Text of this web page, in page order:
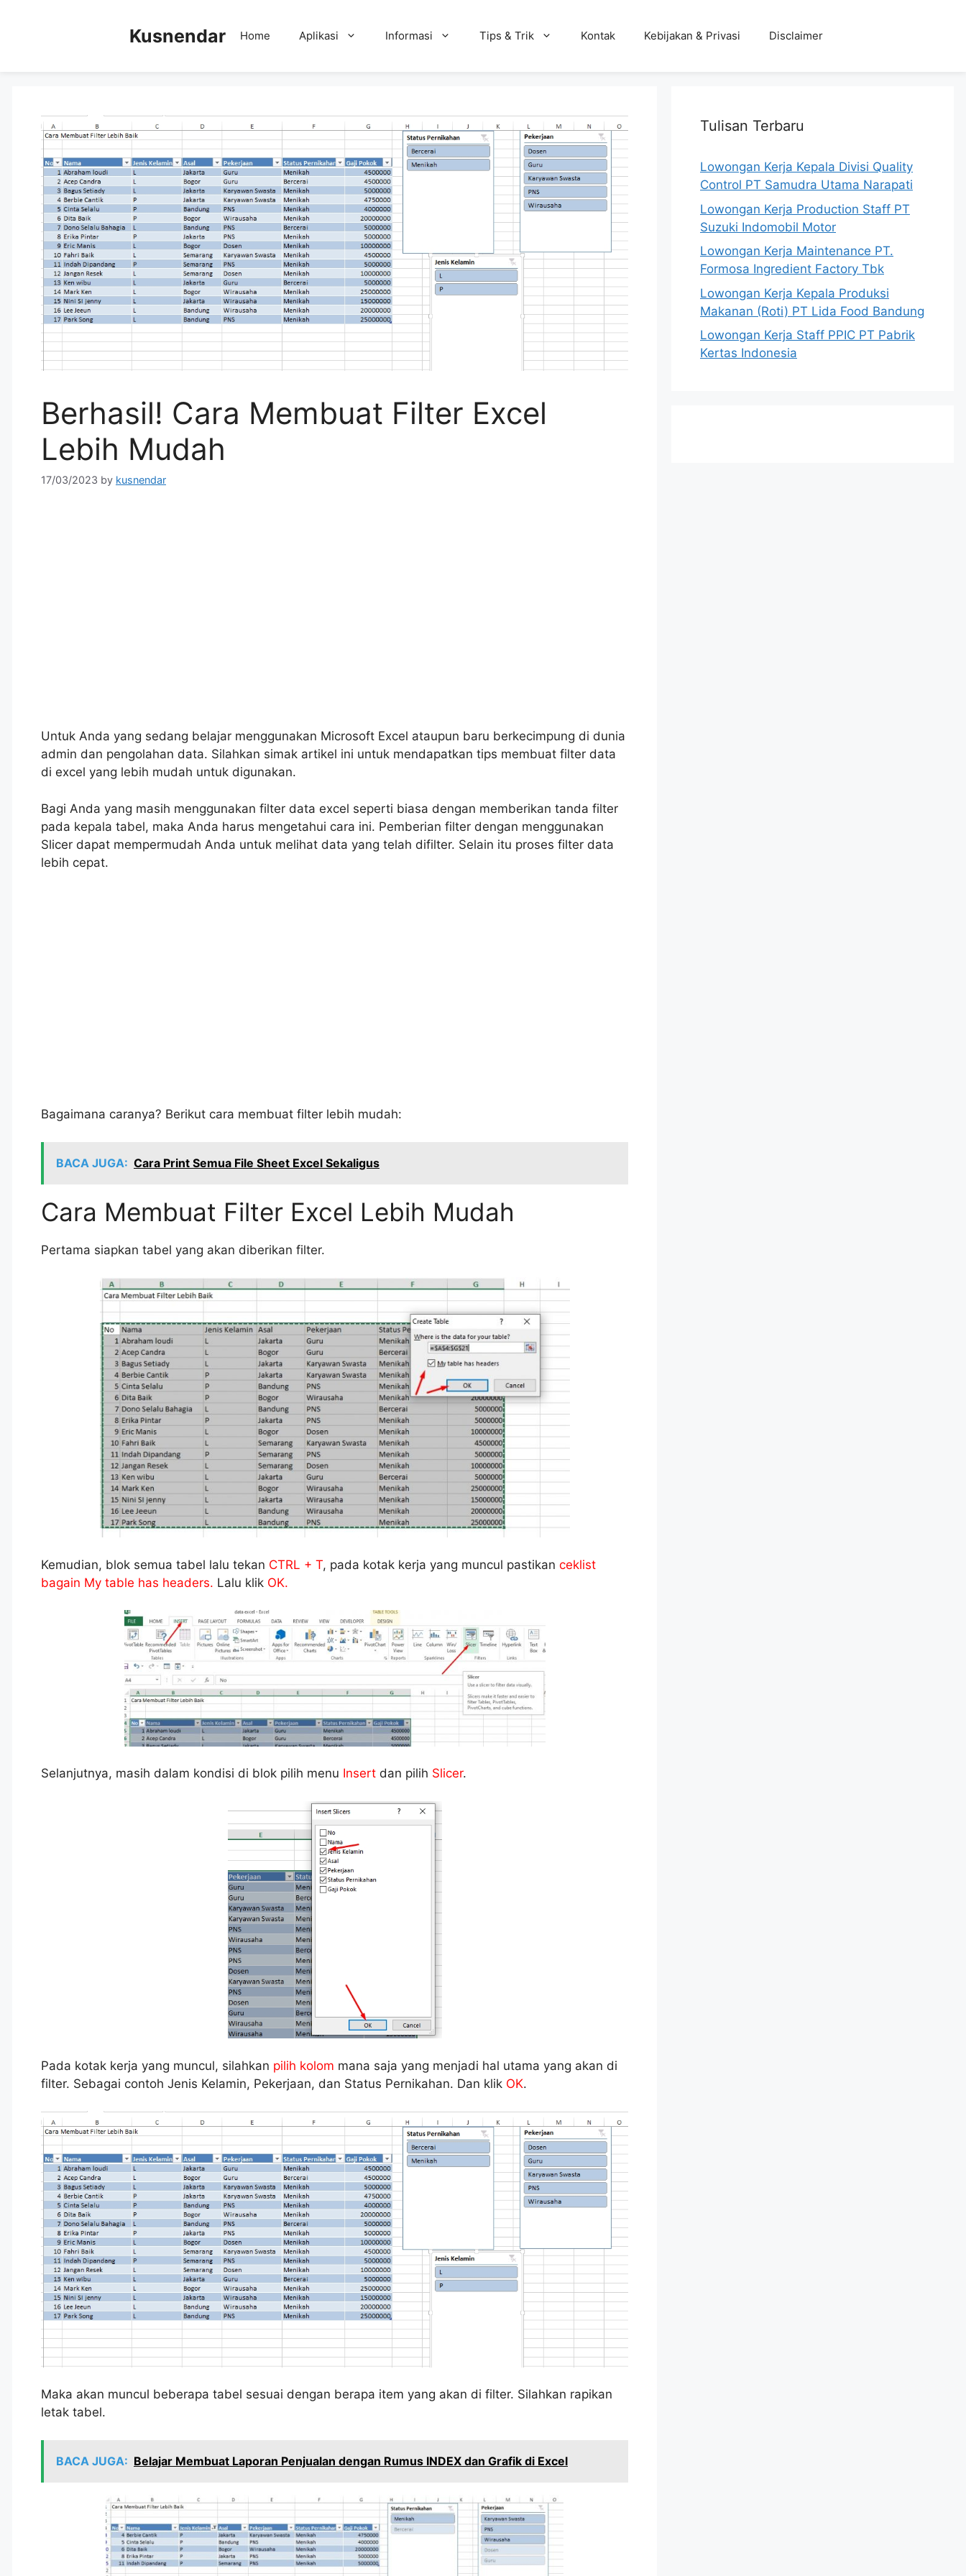
Kusnendar Home Aplikasi Informasi Tips & Trik Kontak Kebijakan & Privasi Disclaimer
Berhasil! Cara Membuat Filter Excel
Lebih Mudah
17/03/2023 by kusnendar
Untuk Anda yang sedang belajar menggunakan Microsoft Excel ataupun baru berkecimpung di dunia
admin dan pengolahan data. Silahkan simak artikel ini untuk mendapatkan tips membuat filter data
di excel yang lebih mudah untuk digunakan.
Bagi Anda yang masih menggunakan filter data excel seperti biasa dengan memberikan tanda filter
pada kepala tabel, maka Anda harus mengetahui cara ini. Pemberian filter dengan menggunakan
Slicer dapat mempermudah Anda untuk melihat data yang telah difilter. Selain itu proses filter data
lebih cepat.
Bagaimana caranya? Berikut cara membuat filter lebih mudah:
BACA JUGA: Cara Print Semua File Sheet Excel Sekaligus
Cara Membuat Filter Excel Lebih Mudah
Pertama siapkan tabel yang akan diberikan filter.
Kemudian, blok semua tabel lalu tekan CTRL + T, pada kotak kerja yang muncul pastikan ceklist
bagain My table has headers. Lalu klik OK.
Selanjutnya, masih dalam kondisi di blok pilih menu Insert dan pilih Slicer.
Pada kotak kerja yang muncul, silahkan pilih kolom mana saja yang menjadi hal utama yang akan di
filter. Sebagai contoh Jenis Kelamin, Pekerjaan, dan Status Pernikahan. Dan klik OK.
Maka akan muncul beberapa tabel sesuai dengan berapa item yang akan di filter. Silahkan rapikan
letak tabel.
BACA JUGA: Belajar Membuat Laporan Penjualan dengan Rumus INDEX dan Grafik di Excel
Tulisan Terbaru
Lowongan Kerja Kepala Divisi Quality
Control PT Samudra Utama Narapati
Lowongan Kerja Production Staff PT
Suzuki Indomobil Motor
Lowongan Kerja Maintenance PT.
Formosa Ingredient Factory Tbk
Lowongan Kerja Kepala Produksi
Makanan (Roti) PT Lida Food Bandung
Lowongan Kerja Staff PPIC PT Pabrik
Kertas Indonesia